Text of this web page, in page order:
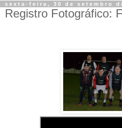
sexta-feira, 30 de setembro
Registro Fotográfico: